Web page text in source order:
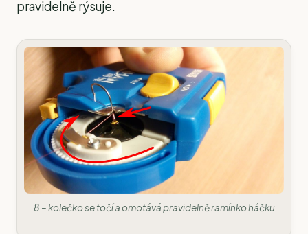
pravidelně rýsuje.
8 – kolečko se točí a omotává pravidelně ramínko háčku